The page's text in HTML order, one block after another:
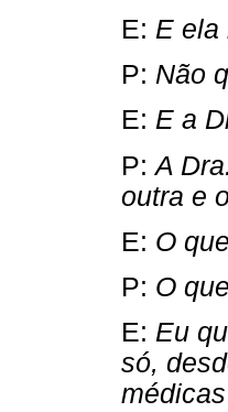
E: E ela
P: Não
E: E a
P:A
outra e
E: O
P: O
E: Eu
só,